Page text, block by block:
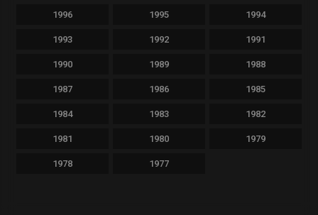
1996 1995 1994
1993 1992 1991
1990 1989 1988
1987 1986 1985
1984 1983 1982
1981 1980 1979
1978 1977